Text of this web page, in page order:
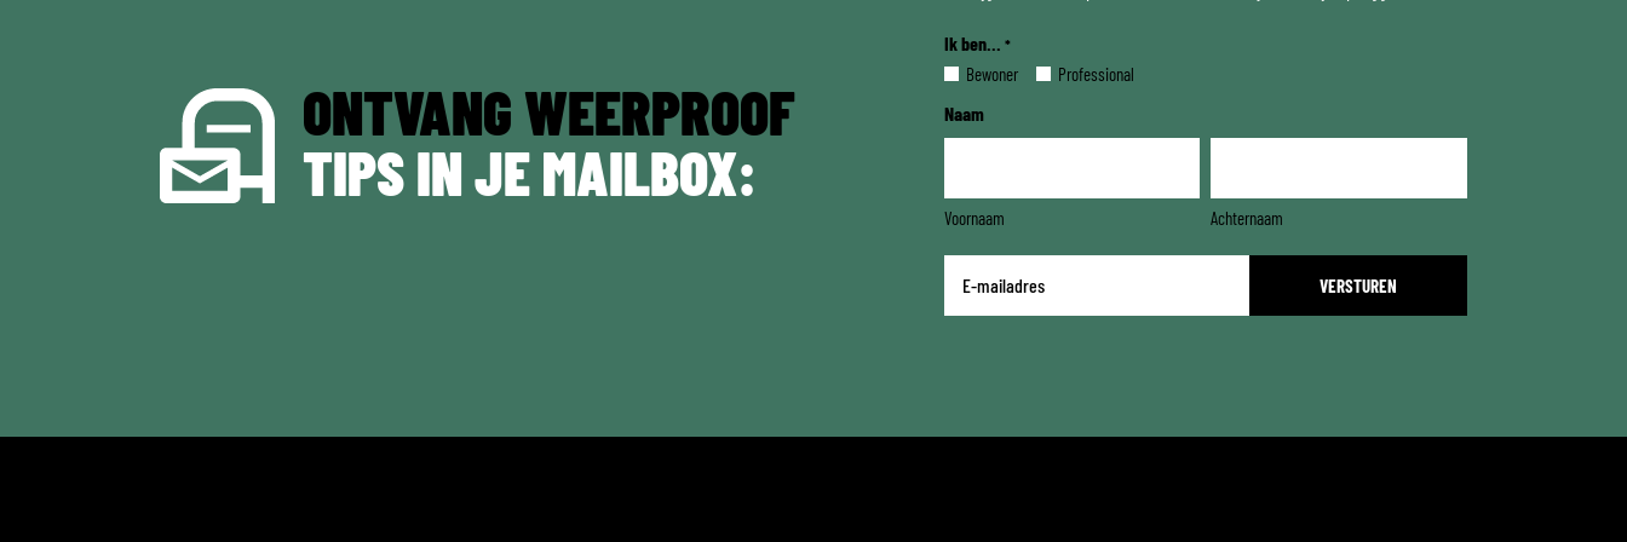
ONTVANG WEERPROOF
TIPS IN JE MAILBOX:
Ik ben... *
Bewoner Professional
Naam
Voornaam Achternaam
mailadres